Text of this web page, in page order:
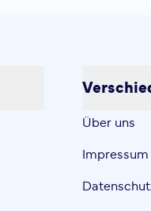
Über uns
Impressum